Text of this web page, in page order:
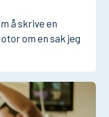
å skrive en
om en sak jeg